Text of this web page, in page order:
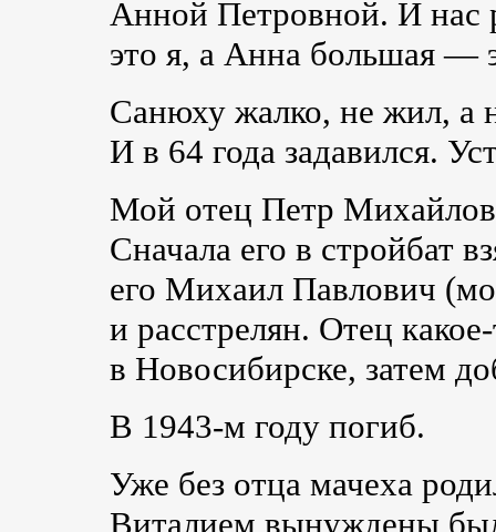
Анной Петровной. И нас
это я, а Анна большая —
Санюху жалко, не жил, а
И в 64 года задавился.
Мой отец Петр
Сначала его в стройбат
его Михаил Павлович
и расстрелян. Отец
в Новосибирске, затем
В 1943-м году погиб.
Уже без отца мачеха
Виталием вынуждены